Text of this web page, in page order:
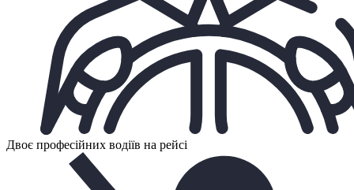
Двоє професійних водіїв на рейсі